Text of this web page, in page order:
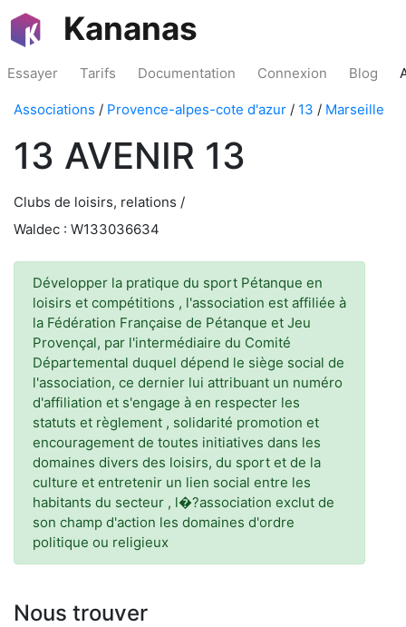
Kananas
Essayer Tarifs Documentation Connexion Blog
Associations / Provence-alpes-cote d'azur / 13 / Marseille
13 AVENIR 13
Clubs de loisirs, relations /
Waldec : W133036634
Développer la pratique du sport Pétanque en
loisirs et compétitions , l'association est affiliée à
la Fédération Française de Pétanque et Jeu
Provençal, par l'intermédiaire du Comité
Départemental duquel dépend le siège social de
l'association, ce dernier lui attribuant un numéro
d'affiliation et s'engage à en respecter les
statuts et règlement , solidarité promotion et
encouragement de toutes initiatives dans les
domaines divers des loisirs, du sport et de la
culture et entretenir un lien social entre les
habitants du secteur , l�?association exclut de
son champ d'action les domaines d'ordre
politique ou religieux
Nous trouver